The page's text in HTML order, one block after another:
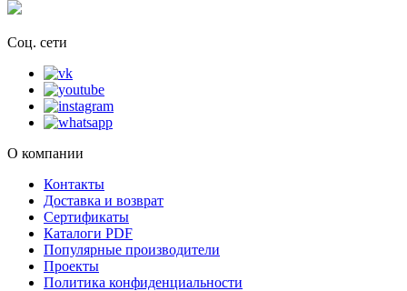
Соц. сети
О компании
Контакты
Доставка и возврат
Сертификаты
Каталоги PDF
Популярные производители
Проекты
Политика конфиденциальности